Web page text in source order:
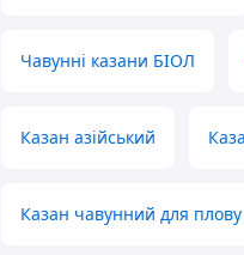
Чавунні казани БІОЛ
Казан азійський
Казан чавунний для плову